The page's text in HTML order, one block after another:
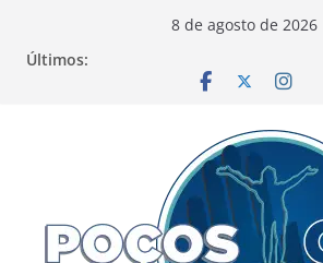
8 de agosto de 2026
Últimos: